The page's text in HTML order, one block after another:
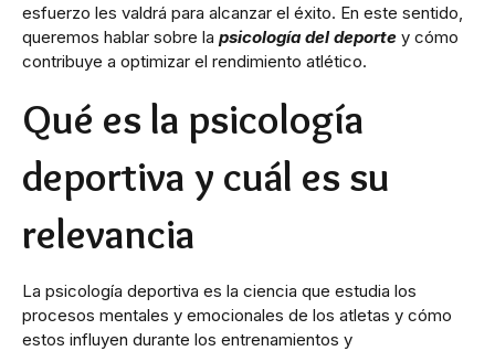
esfuerzo les valdrá para alcanzar el éxito. En este sentido,
queremos hablar sobre la psicología del deporte y cómo
contribuye a optimizar el rendimiento atlético.
Qué es la psicología
deportiva y cuál es su
relevancia
La psicología deportiva es la ciencia que estudia los
procesos mentales y emocionales de los atletas y cómo
estos influyen durante los entrenamientos y